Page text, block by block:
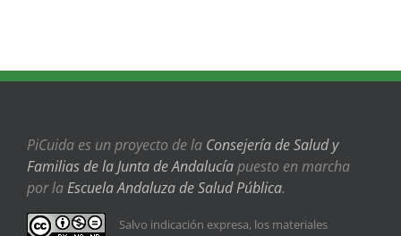
PiCuida es un proyecto de la Consejería de Salud y
Familias de la Junta de Andalucíapuesto en marcha
por laEscuela Andaluza de Salud Pública.
Salvo indicación expresa, los materiales